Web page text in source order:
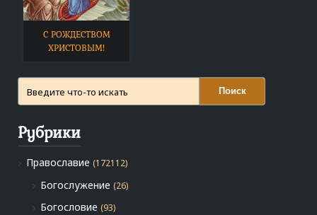
С РОЖДЕСТВОМ
ХРИСТОВЫМ!
Поиск
Рубрики
Православие (172112)
Богослужение (26)
Богословие (93)